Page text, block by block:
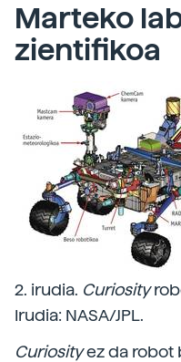
Marteko
zientifikoa
2. irudia. Curiosity
Irudia: NASA/JPL.
Curiosityez da robot